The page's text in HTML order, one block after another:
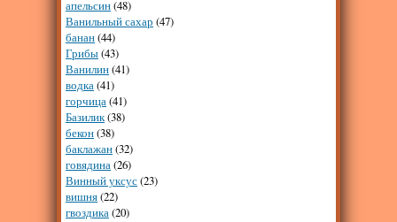
апельсин(48)
Ванильный сахар (47)
банан(44)
Грибы(43)
Ванилин(41)
водка(41)
горчица(41)
Базилик(38)
бекон(38)
баклажан(32)
говядина(26)
Винный уксус(23)
вишня(22)
гвоздика(20)